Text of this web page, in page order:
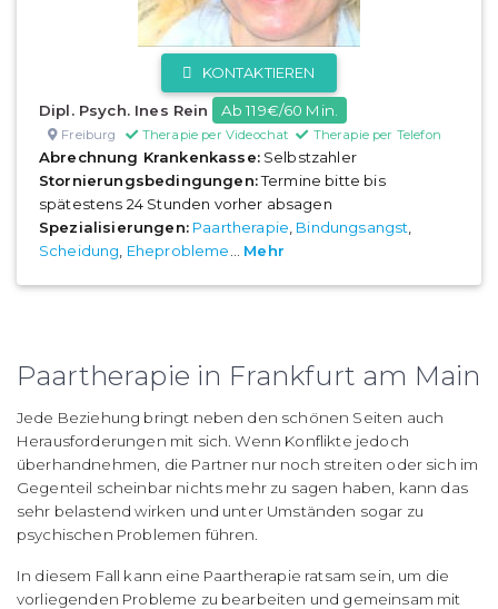
KONTAKTIEREN
Dipl. Psych. Ines Rein Ab 119€/60 Min.
Freiburg Therapie per Videochat Therapie per Telefon
Abrechnung Krankenkasse:Selbstzahler
Stornierungsbedingungen:Termine bitte bis
spätestens 24 Stunden vorher absagen
Spezialisierungen: Paartherapie Bindungsangst
Scheidung Eheprobleme Mehr
Paartherapie in Frankfurt am Main
Jede Beziehung bringt neben den schönen Seiten auch
Herausforderungen mit sich. Wenn Konflikte jedoch
überhandnehmen, die Partner nur noch streiten oder sich im
Gegenteil scheinbar nichts mehr zu sagen haben, kann das
sehr belastend wirken und unter Umständen sogar zu
psychischen Problemen führen.
In diesem Fall kann eine Paartherapie ratsam sein, um die
vorliegenden Probleme zu bearbeiten und gemeinsam mit